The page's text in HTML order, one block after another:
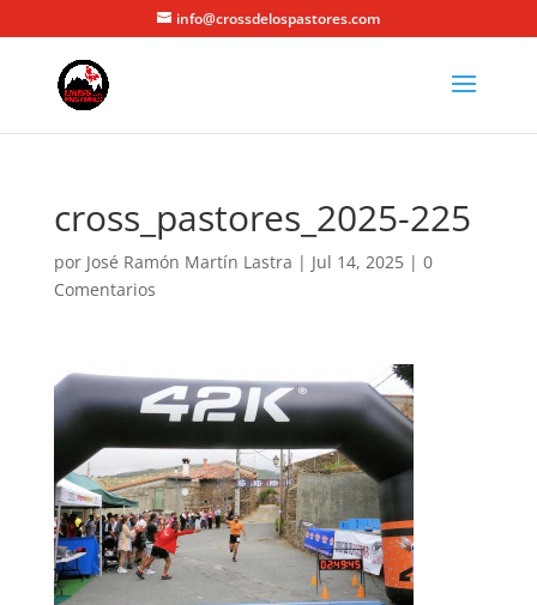
info@crossdelospastores.com
cross_pastores_2025-225
por José Ramón Martín Lastra | Jul 14, 2025| 0
Comentarios